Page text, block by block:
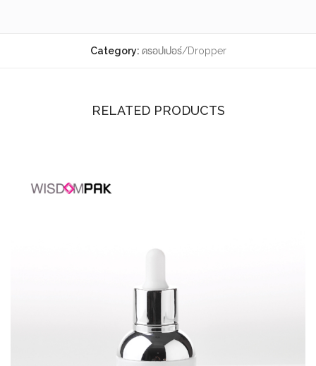
Category: ดรอปเปอร์/Dropper
RELATED PRODUCTS